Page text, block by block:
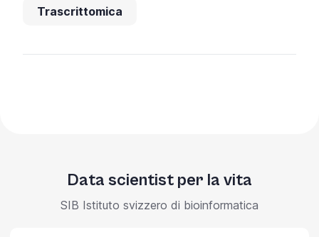
Trascrittomica
Data scientist per la vita
SIB Istituto svizzero di bioinformatica